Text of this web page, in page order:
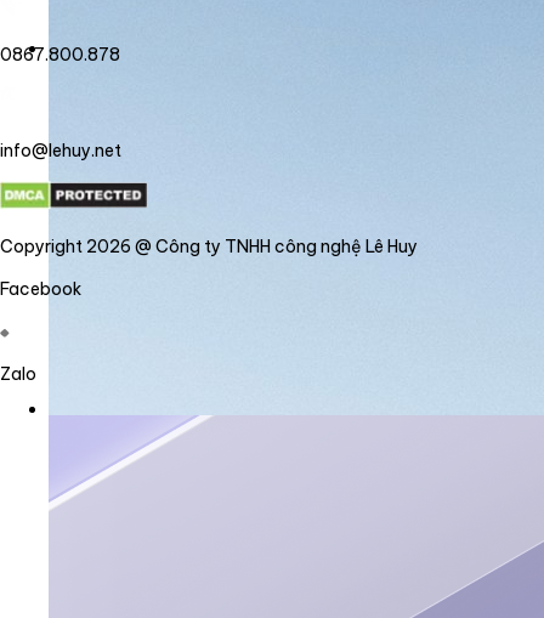
0867.800.878
info@lehuy.net
Copyright 2026 @ Công ty TNHH công nghệ Lê Huy
Facebook
Zalo